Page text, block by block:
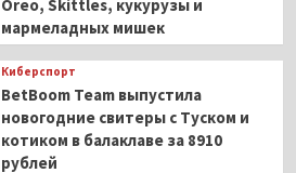
Oreo, Skittles, кукурузы и
мармеладных мишек
Киберспорт
BetBoom Team выпустила
новогодние свитеры с Туском и
котиком в балаклаве за 8910
рублей